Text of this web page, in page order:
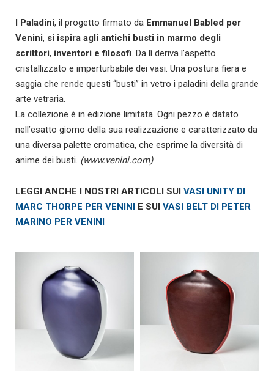
I Paladini, il progetto firmato da Emmanuel Babled per
Venini, si ispira agli antichi busti in marmo degli
scrittori, inventori e filosofi . Da lì deriva l’aspetto
cristallizzato e imperturbabile dei vasi. Una postura fiera e
saggia che rende questi “busti” in vetro i paladini della grande
arte vetraria.
La collezione è in edizione limitata. Ogni pezzo è datato
nell’esatto giorno della sua realizzazione e caratterizzato da
una diversa palette cromatica, che esprime la diversità di
anime dei busti. (www.venini.com)
LEGGI ANCHE I NOSTRI ARTICOLI SUI VASI UNITY DI
MARC THORPE PER VENINI E SUI VASI BELT DI PETER
MARINO PER VENINI